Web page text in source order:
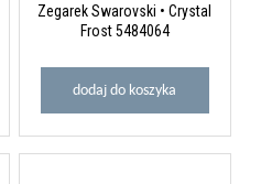
Zegarek Swarovski • Crystal
Frost 5484064
dodaj do koszyka